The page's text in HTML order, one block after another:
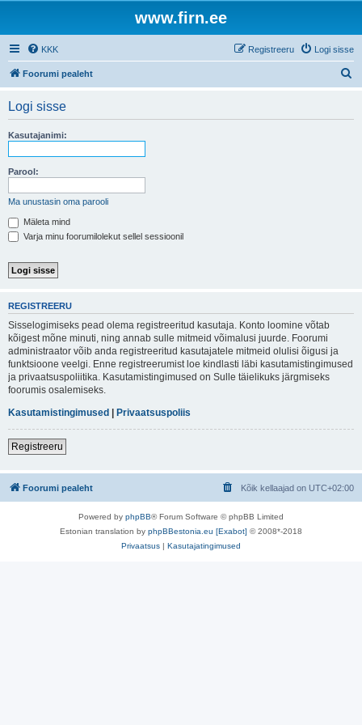
www.firn.ee
KKK Logi sisse
Registreeru
Foorumi pealeht
Logi sisse
Kasutajanimi:
Parool:
Ma unustasin oma parooli
Mäleta mind
Varja minu foorumilolekut sellel sessioonil
REGISTREERU
Sisselogimiseks pead olema registreeritud kasutaja. Konto loomine võtab
kõigest mõne minuti, ning annab sulle mitmeid võimalusi juurde. Foorumi
administraator võib anda registreeritud kasutajatele mitmeid olulisi õigusi ja
funktsioone veelgi. Enne registreerumist loe kindlasti läbi kasutamistingimused
ja privaatsuspoliitika. Kasutamistingimused on Sulle täielikuks järgmiseks
foorumis osalemiseks.
Kasutamistingimused | Privaatsuspoliis
Registreeru
Foorumi pealeht Kõik kellaajad on UTC+02:00
Powered by phpBB® Forum Software © phpBB Limited
Estonian translation by phpBBestonia.eu [Exabot] © 2008*-2018
Privaatsus | Kasutajatingimused